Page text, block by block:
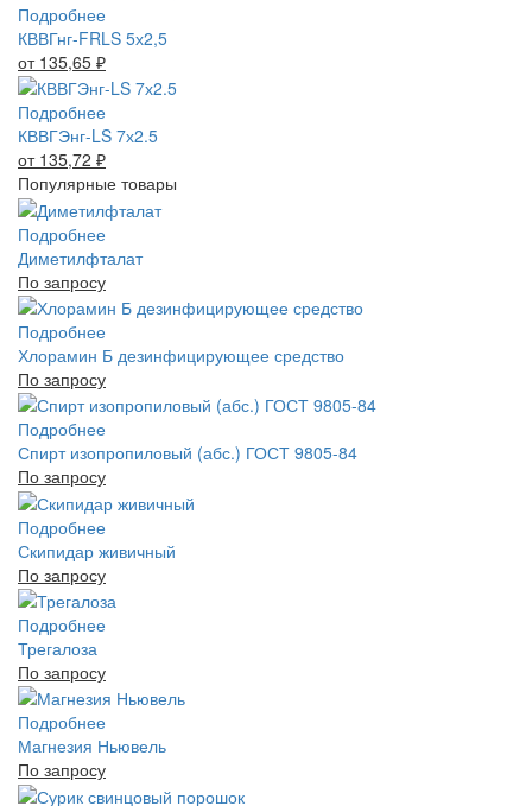
Подробнее
КВВГнг-FRLS 5х2,5
от 135,65 ₽
Подробнее
КВВГЭнг-LS 7х2.5
от 135,72 ₽
Популярные товары
Подробнее
Диметилфталат
По запросу
Подробнее
Хлорамин Б дезинфицирующее средство
По запросу
Подробнее
Спирт изопропиловый (абс.) ГОСТ 9805-84
По запросу
Подробнее
Скипидар живичный
По запросу
Подробнее
Трегалоза
По запросу
Подробнее
Магнезия Ньювель
По запросу